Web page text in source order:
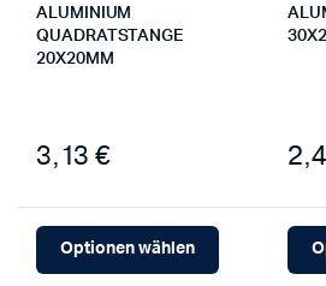
ALUMINIUM
QUADRATSTANGE
20X20MM
3,13 €
Optionen wählen